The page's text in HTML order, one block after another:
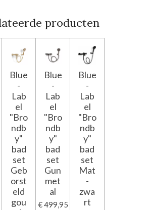
producten
Blue
-
Lab
el
"Bro
ndb
y"
bad
set
Geb
orst
eld
gou
Blue
-
Lab
el
"Bro
ndb
y"
bad
set
Gun
met
al
€ 499,95
Blue
-
Lab
el
"Bro
ndb
y"
bad
set
Mat
-
zwa
rt